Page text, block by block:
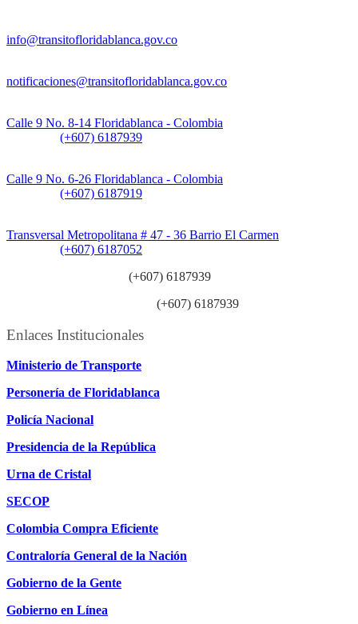
info@transitofloridablanca.gov.co
notificaciones@transitofloridablanca.gov.co
Calle 9 No. 8-14 Floridablanca - Colombia
(+607) 6187939
Calle 9 No. 6-26 Floridablanca - Colombia
(+607) 6187919
Transversal Metropolitana # 47 - 36 Barrio El Carmen
(+607) 6187052
(+607) 6187939
(+607) 6187939
Enlaces Institucionales
Ministerio de Transporte
Personería de Floridablanca
Policía Nacional
Presidencia de la República
Urna de Cristal
SECOP
Colombia Compra Eficiente
Contraloría General de la Nación
Gobierno de la Gente
Gobierno en Línea